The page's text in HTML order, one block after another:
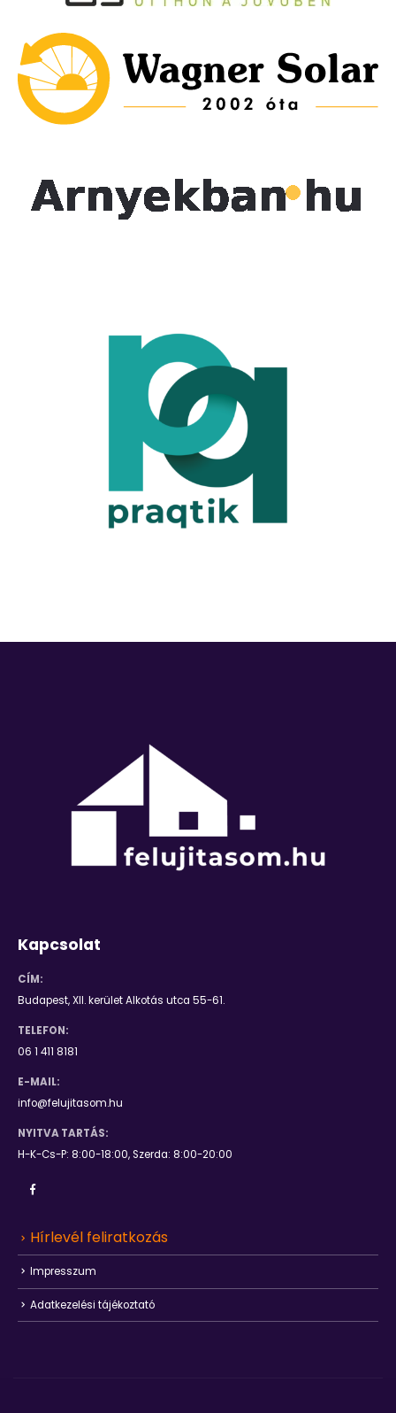
Kapcsolat
CÍM:
Budapest, XII. kerület Alkotás utca 55-61.
TELEFON:
06 1 411 8181
E-MAIL:
info@felujitasom.hu
NYITVA TARTÁS:
H-K-Cs-P: 8:00-18:00, Szerda: 8:00-20:00
Hírlevél feliratkozás
Impresszum
Adatkezelési tájékoztató